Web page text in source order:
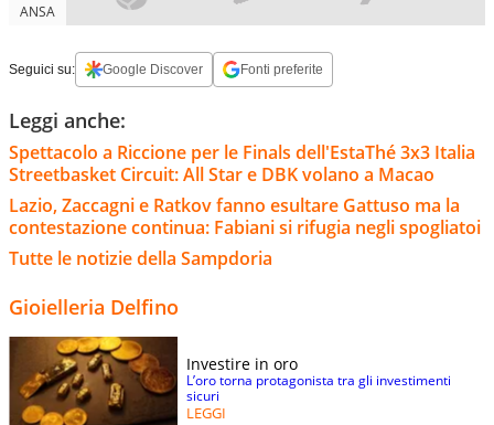
ANSA
Seguici su: Google Discover Fonti preferite
Leggi anche:
Spettacolo a Riccione per le Finals dell'EstaThé 3x3 Italia
Streetbasket Circuit: All Star e DBK volano a Macao
Lazio, Zaccagni e Ratkov fanno esultare Gattuso ma la
contestazione continua: Fabiani si rifugia negli spogliatoi
Tutte le notizie della Sampdoria
Gioielleria Delfino
Investire in oro
L’oro torna protagonista tra gli investimenti
sicuri
LEGGI